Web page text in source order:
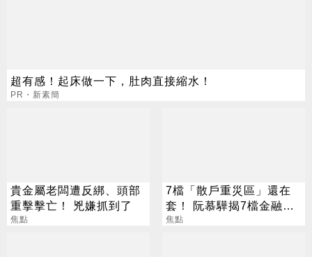
超有感！起床做一下，肚肉直接縮水！
PR・新素簡
貴金屬老闆遭反綁、頭部
重擊擊亡！ 兇嫌抓到了
焦點
7檔「散戶重災區」還在
套！ 阮慕驊揭7檔金融股
最抗跌
焦點